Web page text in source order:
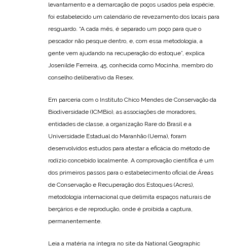
levantamento e a demarcação de poços usados pela espécie,
foi estabelecido um calendário de revezamento dos locais para
resguardo. “A cada mês, é separado um poço para que o
pescador não pesque dentro, e, com essa metodologia, a
gente vem ajudando na recuperação do estoque”, explica
Josenilde Ferreira, 45, conhecida como Mocinha, membro do
conselho deliberativo da Resex.
Em parceria com o Instituto Chico Mendes de Conservação da
Biodiversidade (ICMBio), as associações de moradores,
entidades de classe, a organização Rare do Brasil e a
Universidade Estadual do Maranhão (Uema), foram
desenvolvidos estudos para atestar a eficácia do método de
rodízio concebido localmente. A comprovação científica é um
dos primeiros passos para o estabelecimento oficial de Áreas
de Conservação e Recuperação dos Estoques (Acres),
metodologia internacional que delimita espaços naturais de
berçários e de reprodução, onde é proibida a captura,
permanentemente.
Leia a matéria na íntegra no site da National Geographic